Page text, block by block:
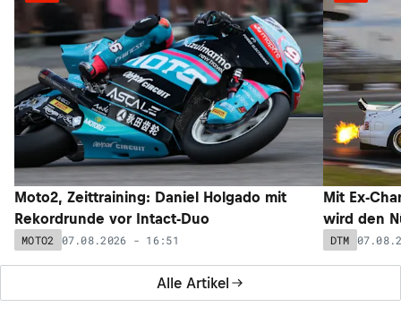
Alle Artikel
Moto2, Zeittraining: Daniel Holgado mit
Rekordrunde vor Intact-Duo
MOTO2 07.08.2026 - 16:51
Mit Ex-
wird den
DTM